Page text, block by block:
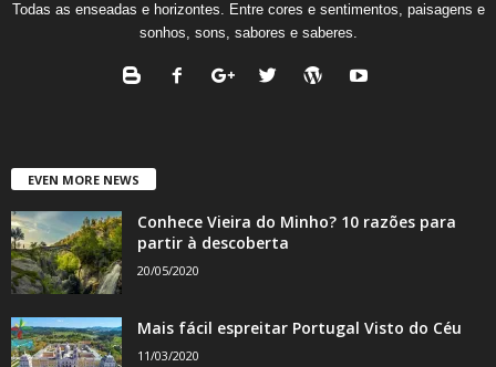
Todas as enseadas e horizontes. Entre cores e sentimentos, paisagens e
sonhos, sons, sabores e saberes.
EVEN MORE NEWS
Conhece Vieira do Minho? 10 razões para
partir à descoberta
20/05/2020
Mais fácil espreitar Portugal Visto do Céu
11/03/2020